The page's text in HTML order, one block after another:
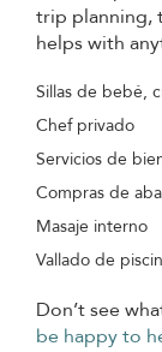
trip planning,
helps with
Sillas de bebé,
Chef privado
Servicios de
Compras de
Masaje interno
Vallado de
Don’t see
be happy to